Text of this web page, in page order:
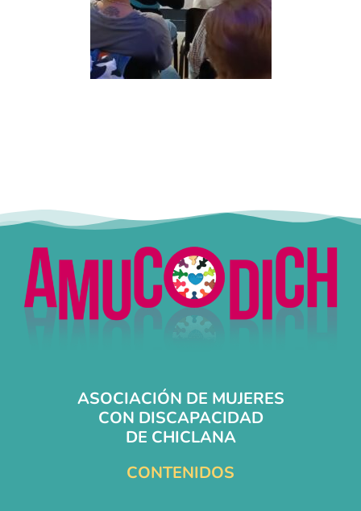
ASOCIACIÓN DE MUJERES
CON DISCAPACIDAD
DE CHICLANA
CONTENIDOS